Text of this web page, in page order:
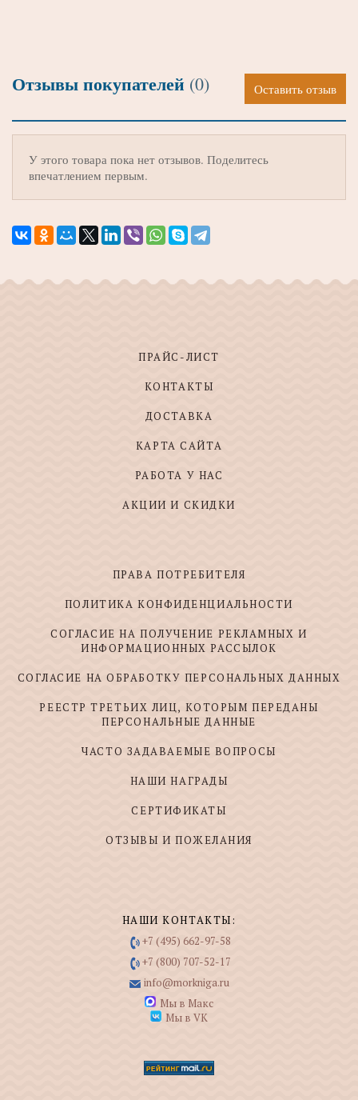
Отзывы покупателей (0) Оставить отзыв
У этого товара пока нет отзывов. Поделитесь
впечатлением первым.
ПРАЙС-ЛИСТ
КОНТАКТЫ
ДОСТАВКА
КАРТА САЙТА
РАБОТА У НАС
АКЦИИ И СКИДКИ
ПРАВА ПОТРЕБИТЕЛЯ
ПОЛИТИКА КОНФИДЕНЦИАЛЬНОСТИ
СОГЛАСИЕ НА ПОЛУЧЕНИЕ РЕКЛАМНЫХ И
ИНФОРМАЦИОННЫХ РАССЫЛОК
СОГЛАСИЕ НА ОБРАБОТКУ ПЕРСОНАЛЬНЫХ ДАННЫХ
РЕЕСТР ТРЕТЬИХ ЛИЦ, КОТОРЫМ ПЕРЕДАНЫ
ПЕРСОНАЛЬНЫЕ ДАННЫЕ
ЧАСТО ЗАДАВАЕМЫЕ ВОПРОСЫ
НАШИ НАГРАДЫ
СЕРТИФИКАТЫ
ОТЗЫВЫ И ПОЖЕЛАНИЯ
НАШИ КОНТАКТЫ:
+7 (495) 662-97-58
+7 (800) 707-52-17
info@morkniga.ru
Мы в Макс
Мы в VK